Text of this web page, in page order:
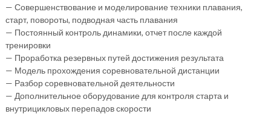
— Совершенствование и моделирование техники плавания,
старт, повороты, подводная часть плавания
— Постоянный контроль динамики, отчет после каждой
тренировки
— Проработка резервных путей достижения результата
— Модель прохождения соревновательной дистанции
— Разбор соревновательной деятельности
— Дополнительное оборудование для контроля старта и
внутрицикловых перепадов скорости